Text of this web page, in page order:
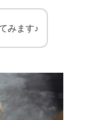
みます♪